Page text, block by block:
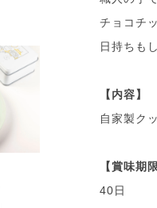
チョコチ
日持ちも
【内容】
自家製ク
【賞味期
40日